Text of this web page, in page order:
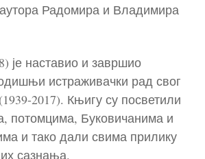
Радомира и Владимира
је наставио и завршио
истраживачки рад свог
2017). Књигу су посветили
потомцима, Буковичанима и
и тако дали свима прилику
сазнања.